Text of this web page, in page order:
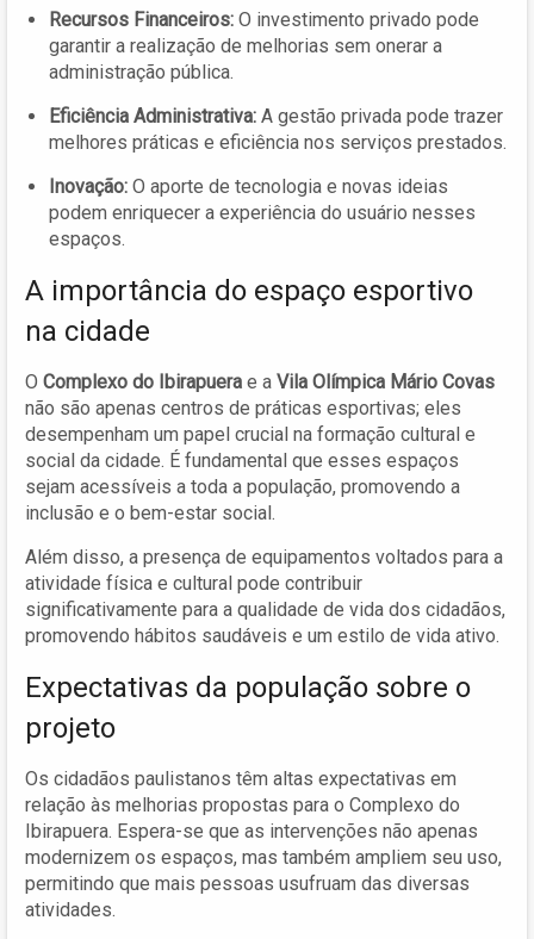
Recursos Financeiros: O investimento privado pode
garantir a realização de melhorias sem onerar a
administração pública.
Eficiência Administrativa: A gestão privada pode trazer
melhores práticas e eficiência nos serviços prestados.
Inovação: O aporte de tecnologia e novas ideias
podem enriquecer a experiência do usuário nesses
espaços.
A importância do espaço esportivo
na cidade
O Complexo do Ibirapuera e a Vila Olímpica Mário Covas
não são apenas centros de práticas esportivas; eles
desempenham um papel crucial na formação cultural e
social da cidade. É fundamental que esses espaços
sejam acessíveis a toda a população, promovendo a
inclusão e o bem-estar social.
Além disso, a presença de equipamentos voltados para a
atividade física e cultural pode contribuir
significativamente para a qualidade de vida dos cidadãos,
promovendo hábitos saudáveis e um estilo de vida ativo.
Expectativas da população sobre o
projeto
Os cidadãos paulistanos têm altas expectativas em
relação às melhorias propostas para o Complexo do
Ibirapuera. Espera-se que as intervenções não apenas
modernizem os espaços, mas também ampliem seu uso,
permitindo que mais pessoas usufruam das diversas
atividades.